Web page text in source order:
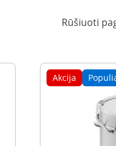
Rūšiuoti
Akcija